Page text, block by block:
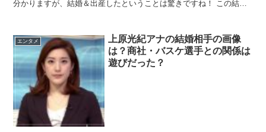
分かりますが、結婚＆出産したということは驚きですね！ この結婚
エンタメ
上原光紀アナの結婚相手の画像
は？商社・バスケ選手との関係は
遊びだった？